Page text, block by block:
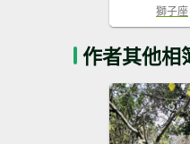
獅子座
作者其他相